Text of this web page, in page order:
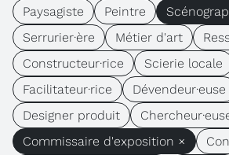
Paysagiste
Peintre
Serrurier·ère
Métier d'art
Constructeur·rice
Scierie locale
Facilitateur·rice
Dévendeur·euse
Designer produit
Commissaire d'exposition ×